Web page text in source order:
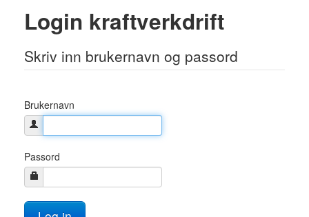
Login kraftverkdrift
Skriv inn brukernavn og passord
Brukernavn
Passord